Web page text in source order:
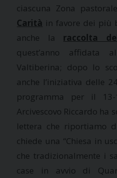
ciascuna Zona
Carità in favore dei più
anche la raccolta
quest’anno affidata
Valtiberina; dopo lo
anche l’iniziativa delle
programma per il
Arcivescovo Riccardo ha
lettera che riportiamo
chiede una “Chiesa in
che tradizionalmente i
case in avvio di